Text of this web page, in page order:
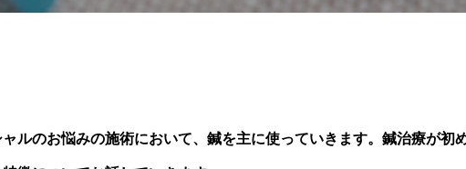
ルのお悩みの施術において、鍼を主に使っていきます。鍼治療が初